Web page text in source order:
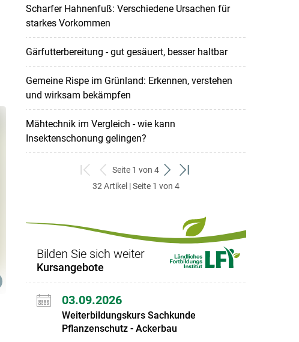
Scharfer Hahnenfuß: Verschiedene Ursachen für
starkes Vorkommen
Gärfutterbereitung - gut gesäuert, besser haltbar
Gemeine Rispe im Grünland: Erkennen, verstehen
und wirksam bekämpfen
Mähtechnik im Vergleich - wie kann
Insektenschonung gelingen?
zum
ersten
zurück
zum
Seite 1 von 4
weiter
zum
zum
32 Artikel | Seite 1 von 4
Bilden Sie sich weiter
Kursangebote
03.09.2026
Weiterbildungskurs Sachkunde
Pflanzenschutz - Ackerbau